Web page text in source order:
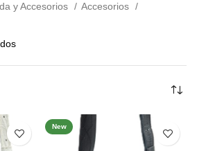
y Accesorios
Accesorios
New